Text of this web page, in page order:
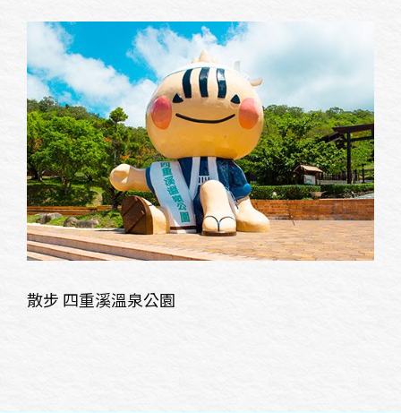
散步 四重溪溫泉公園